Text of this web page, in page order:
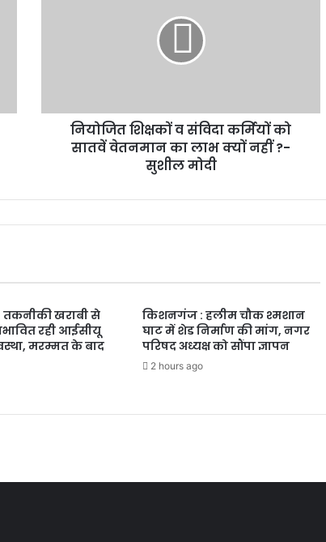
नियोजित शिक्षकों व संविदा कर्मियों को
सातवें वेतनमान का लाभ क्यों नहीं ?-
सुशील मोदी
खराबी से
रही आईसीयू
मरम्मत के बाद
किशनगंज : हलीम चौक श्मशान
घाट में शेड निर्माण की मांग, नगर
परिषद अध्यक्ष को सौंपा ज्ञापन
2 hours ago